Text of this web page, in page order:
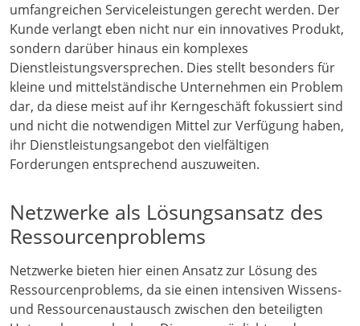
umfangreichen Serviceleistungen gerecht werden. Der
Kunde verlangt eben nicht nur ein innovatives Produkt,
sondern darüber hinaus ein komplexes
Dienstleistungsversprechen. Dies stellt besonders für
kleine und mittelständische Unternehmen ein Problem
dar, da diese meist auf ihr Kerngeschäft fokussiert sind
und nicht die notwendigen Mittel zur Verfügung haben,
ihr Dienstleistungsangebot den vielfältigen
Forderungen entsprechend auszuweiten.
Netzwerke als Lösungsansatz des
Ressourcenproblems
Netzwerke bieten hier einen Ansatz zur Lösung des
Ressourcenproblems, da sie einen intensiven Wissens-
und Ressourcenaustausch zwischen den beteiligten